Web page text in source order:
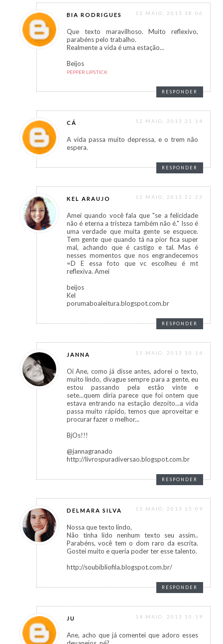
BIA RODRIGUES 12 MAIO, 2013 18:06
Que texto maravilhoso. Muito reflexivo,
parabéns pelo trabalho.
Realmente a vida é uma estação...
Beijos
PEPPER LIPSTICK
RESPONDER
CÁ 12 MAIO, 2013 21:14
A vida passa muito depressa, e o trem não
espera.
RESPONDER
KEL ARAUJO 12 MAIO, 2013 22:23
Amei quando você fala que "se a felicidade
não é eterna a tristeza também não é." Isso é
uma verdade que muita gente se esquece.
Tem gente que quando tá na pior fica super
mal, achando que é castigo e tal. Mas é
nesses momentos que nos engrandecemos
=D E essa foto que vc escolheu é mt
reflexiva. Amei
beijos
Kel
porumaboaleitura.blogspot.com.br
RESPONDER
JANNA 13 MAIO, 2013 10:14
Oi Ane, como já disse antes, adorei o texto,
muito lindo, divague sempre para a gente, eu
estou passando pela estão vinte e
sete...quem diria parece que foi ontem que
estava entrando na estação dezoito...a vida
passa muito rápido, temos que aproveitar e
procurar fazer o melhor...
BjOs!!!
@jannagranado
http://livrospuradiversao.blogspot.com.br
RESPONDER
DELMARA SILVA 13 MAIO, 2013 15:09
Nossa que texto lindo,
Não tinha lido nenhum texto seu assim..
Parabéns, você tem o dom raro da escrita.
Gostei muito e queria poder ter esse talento.
http://soubibliofila.blogspot.com.br/
RESPONDER
JU 14 MAIO, 2013 10:19
Ane, acho que já comentei que adoro esses